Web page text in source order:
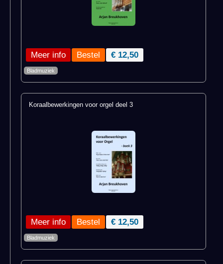
Meer info € 12,50
Bladmuziek
Koraalbewerkingen voor orgel deel 3
Meer info € 12,50
Bladmuziek